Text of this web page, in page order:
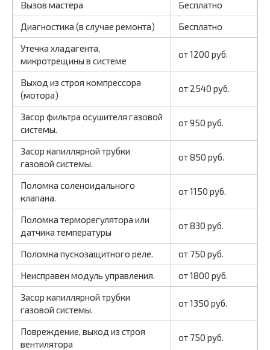
Вызов мастера
Бесплатно
Диагностика (в случае ремонта)
Бесплатно
Утечка хладагента,
микротрещины в системе
от 1200 руб.
Выход из строя компрессора
(мотора)
от 2540 руб.
Засор фильтра осушителя газовой
системы.
от 950 руб.
Засор капиллярной трубки
газовой системы.
от 850 руб.
Поломка соленоидального
клапана.
от 1150 руб.
Поломка терморегулятора или
датчика температуры
от 830 руб.
Поломка пускозащитного реле.
от 750 руб.
Неисправен модуль управления.
от 1800 руб.
Засор капиллярной трубки
газовой системы.
от 1350 руб.
Повреждение, выход из строя
вентилятора
от 750 руб.